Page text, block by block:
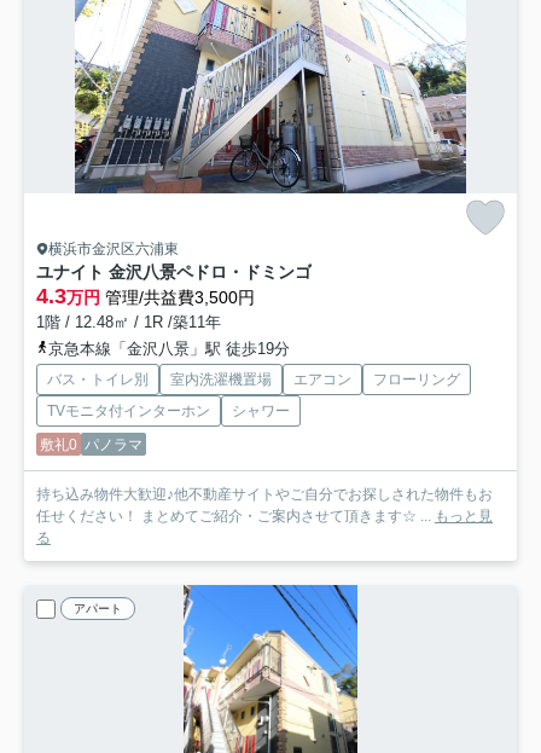
横浜市金沢区六浦東
ユナイト 金沢八景ペドロ・ドミンゴ
4.3万円 管理/共益費3,500円
1階 / 12.48㎡ / 1R /築11年
京急本線「金沢八景」駅 徒歩19分
バス・トイレ別 室内洗濯機置場 エアコン
フローリング
TVモニタ付インターホン
シャワー
敷礼0 パノラマ
持ち込み物件大歓迎♪他不動産サイトやご自分でお探しされた物件もお
任せください！ まとめてご紹介・ご案内させて頂きます☆ ... もっと見
る
アパート